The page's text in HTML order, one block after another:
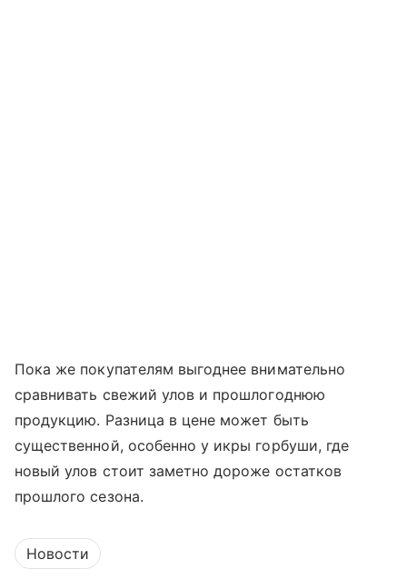
Пока же покупателям выгоднее внимательно
сравнивать свежий улов и прошлогоднюю
продукцию. Разница в цене может быть
существенной, особенно у икры горбуши, где
новый улов стоит заметно дороже остатков
прошлого сезона.
Новости